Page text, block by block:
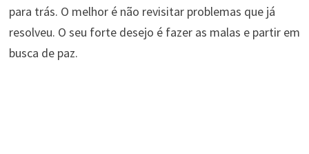
para trás. O melhor é não revisitar problemas que já
resolveu. O seu forte desejo é fazer as malas e partir em
busca de paz.